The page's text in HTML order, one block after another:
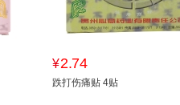
¥2.74
跌打伤痛贴 4贴